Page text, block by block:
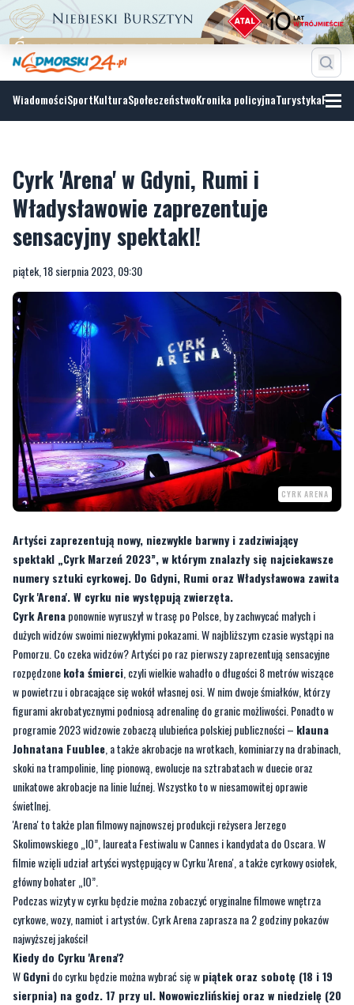
WiadomościSportKulturaSpołeczeństwoKronika policyjnaTurystyka
Cyrk 'Arena' w Gdyni, Rumi i
Władysławowie zaprezentuje
sensacyjny spektakl!
piątek, 18 sierpnia 2023, 09:30
CYRK ARENA
Artyści zaprezentują nowy, niezwykle barwny i zadziwiający
spektakl „Cyrk Marzeń 2023”, w którym znalazły się najciekawsze
numery sztuki cyrkowej. Do Gdyni, Rumi oraz Władysławowa zawita
Cyrk 'Arena'. W cyrku nie występują zwierzęta.
Cyrk Arenaponownie wyruszył w trasę po Polsce, by zachwycać małych i
dużych widzów swoimi niezwykłymi pokazami. W najbliższym czasie wystąpi na
Pomorzu. Co czeka widzów? Artyści po raz pierwszy zaprezentują sensacyjne
rozpędzonekoła śmierci, czyli wielkie wahadło o długości 8 metrów wiszące
w powietrzu i obracające się wokół własnej osi. W nim dwoje śmiałków, którzy
figurami akrobatycznymi podniosą adrenalinę do granic możliwości. Ponadto w
programie 2023 widzowie zobaczą ulubieńca polskiej publiczności –klauna
Johnatana Fuublee
skoki na trampolinie, linę pionową, ewolucje na sztrabatach w duecie oraz
unikatowe akrobacje na linie luźnej. Wszystko to w niesamowitej oprawie
świetlnej.
'Arena' to także plan filmowy najnowszej produkcji reżysera Jerzego
Skolimowskiego „IO”, laureata Festiwalu w Cannes i kandydata do Oscara. W
filmie wzięli udział artyści występujący w Cyrku 'Arena', a także cyrkowy osiołek,
główny bohater „IO”.
Podczas wizyty w cyrku będzie można zobaczyć oryginalne filmowe wnętrza
cyrkowe, wozy, namiot i artystów. Cyrk Arena zaprasza na 2 godziny pokazów
najwyższej jakości!